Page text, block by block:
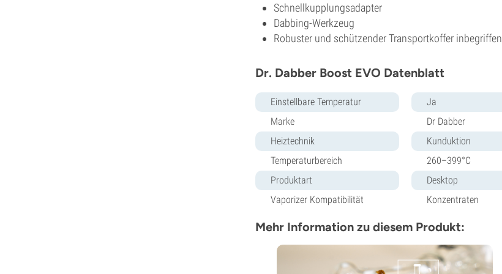
Schnellkupplungsadapter
Dabbing-Werkzeug
Robuster und schützender Transportkoffer inbegriffen
Dr. Dabber Boost EVO Datenblatt
Einstellbare Temperatur
Ja
Marke
Dr Dabber
Heiztechnik
Kunduktion
Temperaturbereich
260–399°C
Produktart
Desktop
Vaporizer Kompatibilität
Konzentraten
Mehr Information zu diesem Produkt: